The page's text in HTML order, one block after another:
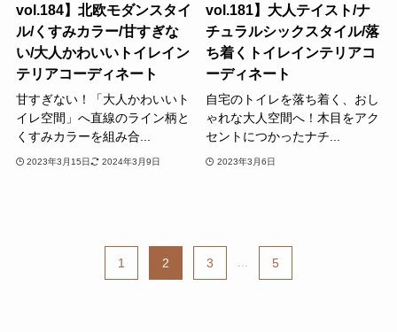
vol.184】北欧モダンスタイ
ル/くすみカラー/甘すぎな
い/大人かわいいトイレイン
テリアコーディネート
甘すぎない！「大人かわいいト
イレ空間」へ直線のライン柄と
くすみカラーを組み合...
2023年3月15日 2024年3月9日
vol.181】大人テイスト/ナ
チュラルシックスタイル/落
ち着くトイレインテリアコ
ーディネート
自宅のトイレを落ち着く、おし
ゃれな大人空間へ！木目をアク
セントにつかったナチ...
2023年3月6日
1 2 3 5